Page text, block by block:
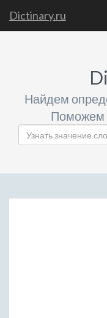
Dictinary.ru
Найдем
Поможем